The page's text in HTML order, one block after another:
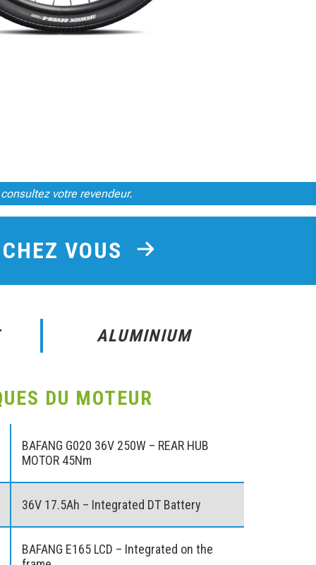
votre revendeur.
VOUS
ALUMINIUM
DU MOTEUR
BAFANG G020 36V 250W – REAR HUB
MOTOR 45Nm
36V 17.5Ah – Integrated DT Battery
BAFANG E165 LCD – Integrated on the